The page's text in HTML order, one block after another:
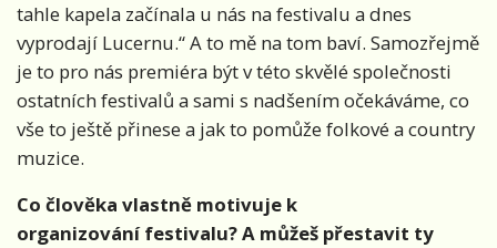
tahle kapela začínala u nás na festivalu a dnes
vyprodají Lucernu.“ A to mě na tom baví. Samozřejmě
je to pro nás premiéra být v této skvělé společnosti
ostatních festivalů a sami s nadšením očekáváme, co
vše to ještě přinese a jak to pomůže folkové a country
muzice.
Co člověka vlastně motivuje k
organizování festivalu? A můžeš přestavit ty